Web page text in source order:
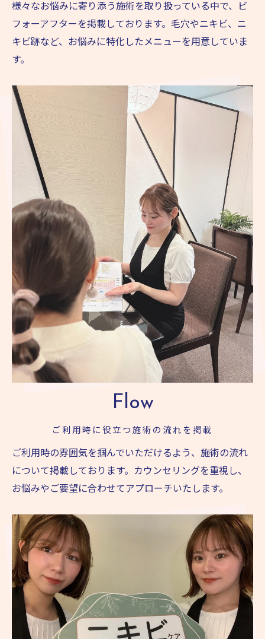
様々なお悩みに寄り添う施術を取り扱っている中で、ビ
フォーアフターを掲載しております。毛穴やニキビ、ニ
キビ跡など、お悩みに特化したメニューを用意していま
す。
Flow
ご利用時に役立つ施術の流れを掲載
ご利用時の雰囲気を掴んでいただけるよう、施術の流れ
について掲載しております。カウンセリングを重視し、
お悩みやご要望に合わせてアプローチいたします。